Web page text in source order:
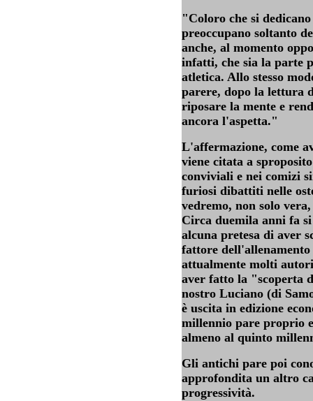
"Coloro che si
preoccupano soltanto
anche, al momento
infatti, che sia la parte
atletica. Allo stesso
parere, dopo la lettura
riposare la mente e
ancora l'aspetta."
L'affermazione, come
viene citata a
conviviali e nei comizi
furiosi dibattiti nelle
vedremo, non solo
Circa duemila anni fa
alcuna pretesa di aver
fattore
attualmente molti
aver fatto la "scoperta
nostro Luciano (di
è uscita in edizione
millennio pare proprio
almeno al quinto
Gli antichi pare poi
approfondita un altro
progressività.